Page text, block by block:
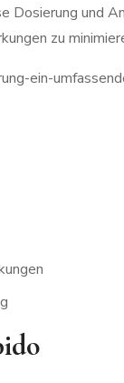
Dosierung und
zu
ein-